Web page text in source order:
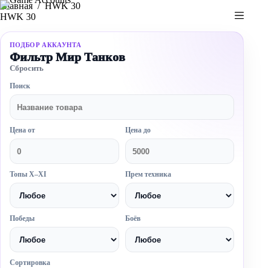
Перейти
к
Главная / HWK 30
HWK 30
ПОДБОР АККАУНТА
Фильтр Мир Танков
Сбросить
Поиск
Цена от Цена до
Топы X–XI Прем техника
Победы Боёв
Сортировка